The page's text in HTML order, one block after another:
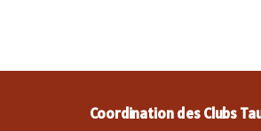
Coordination des Clubs